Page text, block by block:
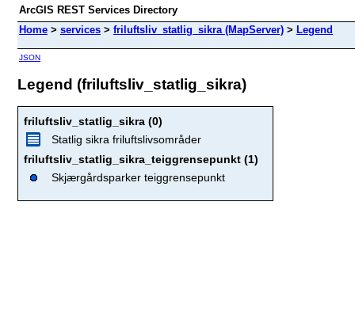
ArcGIS REST Services Directory
Home > services > friluftsliv_statlig_sikra (MapServer) > Legend
JSON
Legend (friluftsliv_statlig_sikra)
friluftsliv_statlig_sikra (0)
Statlig sikra friluftslivsområder
friluftsliv_statlig_sikra_teiggrensepunkt (1)
Skjærgårdsparker teiggrensepunkt